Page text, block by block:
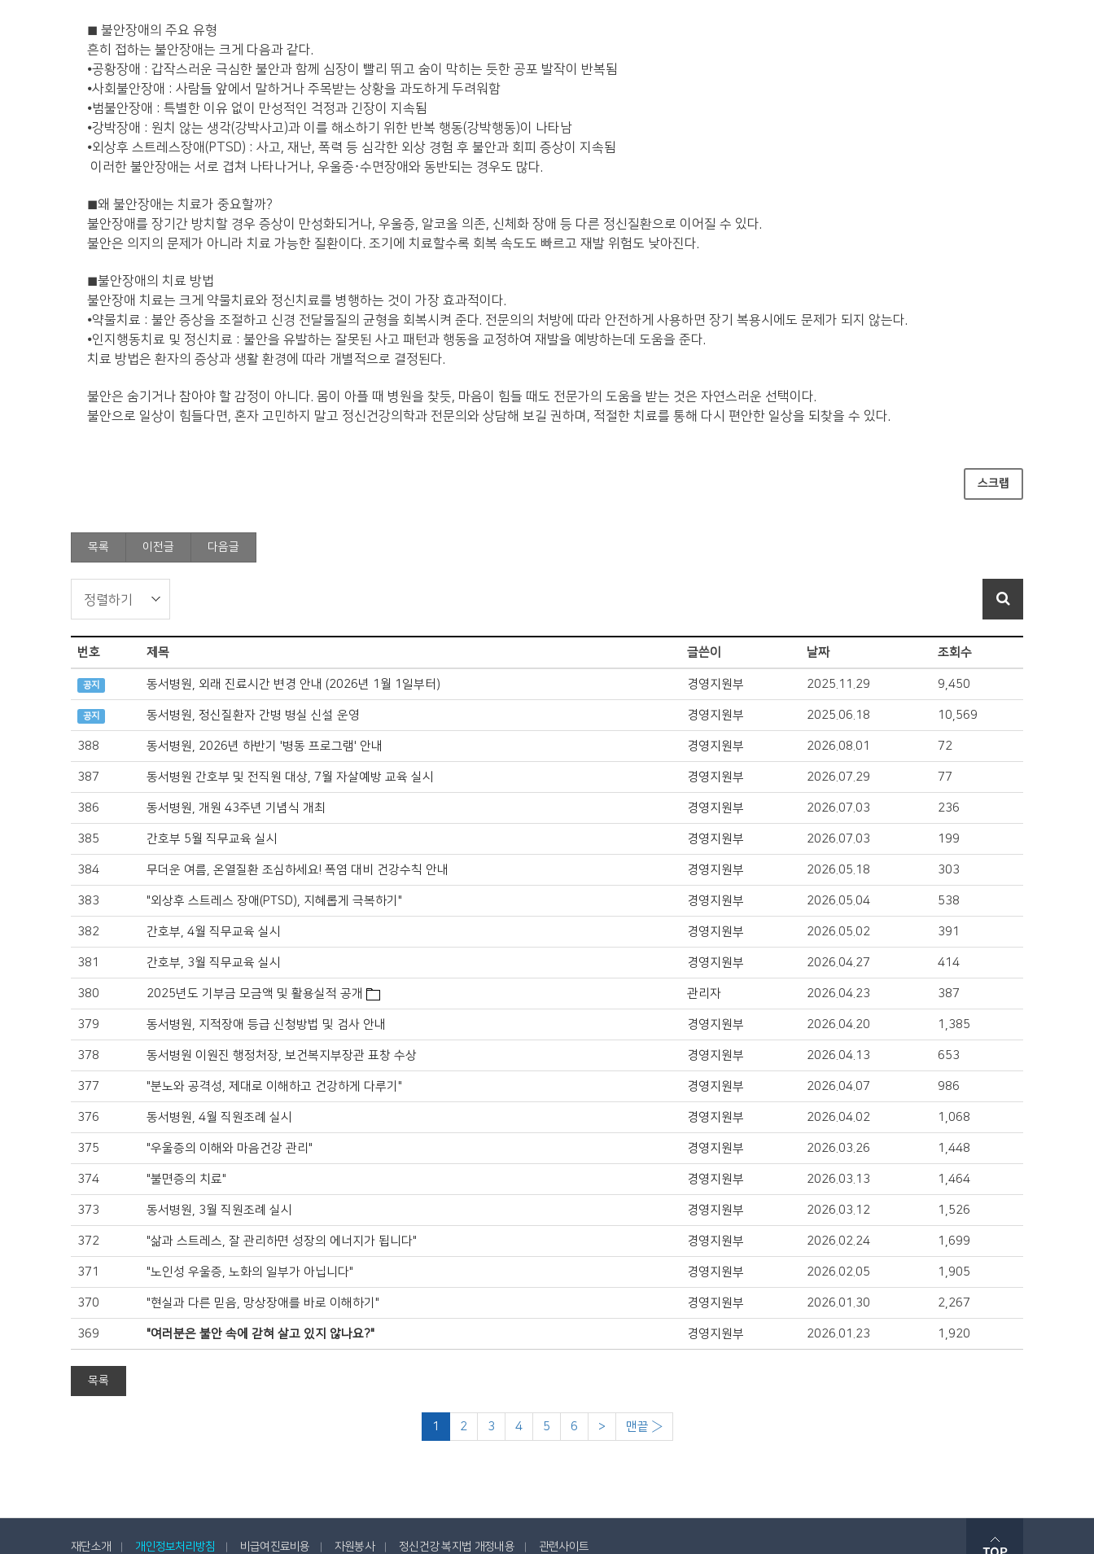
◼ 불안장애의 주요 유형
흔히 접하는 불안장애는 크게 다음과 같다.
⦁공황장애 : 갑작스러운 극심한 불안과 함께 심장이 빨리 뛰고 숨이 막히는 듯한 공포 발작이 반복됨
⦁사회불안장애 : 사람들 앞에서 말하거나 주목받는 상황을 과도하게 두려워함
⦁범불안장애 : 특별한 이유 없이 만성적인 걱정과 긴장이 지속됨
⦁강박장애 : 원치 않는 생각(강박사고)과 이를 해소하기 위한 반복 행동(강박행동)이 나타남
⦁외상후 스트레스장애(PTSD) : 사고, 재난, 폭력 등 심각한 외상 경험 후 불안과 회피 증상이 지속됨
이러한 불안장애는 서로 겹쳐 나타나거나, 우울증·수면장애와 동반되는 경우도 많다.
◼왜 불안장애는 치료가 중요할까?
불안장애를 장기간 방치할 경우 증상이 만성화되거나, 우울증, 알코올 의존, 신체화 장애 등 다른 정신질환으로 이어질 수 있다.
불안은 의지의 문제가 아니라 치료 가능한 질환이다. 조기에 치료할수록 회복 속도도 빠르고 재발 위험도 낮아진다.
◼불안장애의 치료 방법
불안장애 치료는 크게 약물치료와 정신치료를 병행하는 것이 가장 효과적이다.
⦁약물치료 : 불안 증상을 조절하고 신경 전달물질의 균형을 회복시켜 준다. 전문의의 처방에 따라 안전하게 사용하면 장기 복용시에도 문제가 되지 않는다.
⦁인지행동치료 및 정신치료 : 불안을 유발하는 잘못된 사고 패턴과 행동을 교정하여 재발을 예방하는데 도움을 준다.
치료 방법은 환자의 증상과 생활 환경에 따라 개별적으로 결정된다.
불안은 숨기거나 참아야 할 감정이 아니다. 몸이 아플 때 병원을 찾듯, 마음이 힘들 때도 전문가의 도움을 받는 것은 자연스러운 선택이다.
불안으로 일상이 힘들다면, 혼자 고민하지 말고 정신건강의학과 전문의와 상담해 보길 권하며, 적절한 치료를 통해 다시 편안한 일상을 되찾을 수 있다.
스크랩
목록 이전글 다음글
번호 제목 글쓴이 날짜 조회수
공지 동서병원, 외래 진료시간 변경 안내 (2026년 1월 1일부터) 경영지원부 2025.11.29 9,450
공지 동서병원, 정신질환자 간병 병실 신설 운영 경영지원부 2025.06.18 10,569
388 동서병원, 2026년 하반기 '병동 프로그램' 안내 경영지원부 2026.08.01 72
387 동서병원 간호부 및 전직원 대상, 7월 자살예방 교육 실시 경영지원부 2026.07.29 77
386 동서병원, 개원 43주년 기념식 개최 경영지원부 2026.07.03 236
385 간호부 5월 직무교육 실시 경영지원부 2026.07.03 199
384 무더운 여름, 온열질환 조심하세요! 폭염 대비 건강수칙 안내 경영지원부 2026.05.18 303
383 "외상후 스트레스 장애(PTSD), 지혜롭게 극복하기" 경영지원부 2026.05.04 538
382 간호부, 4월 직무교육 실시 경영지원부 2026.05.02 391
381 간호부, 3월 직무교육 실시 경영지원부 2026.04.27 414
380 2025년도 기부금 모금액 및 활용실적 공개 관리자 2026.04.23 387
379 동서병원, 지적장애 등급 신청방법 및 검사 안내 경영지원부 2026.04.20 1,385
378 동서병원 이원진 행정처장, 보건복지부장관 표창 수상 경영지원부 2026.04.13 653
377 "분노와 공격성, 제대로 이해하고 건강하게 다루기" 경영지원부 2026.04.07 986
376 동서병원, 4월 직원조례 실시 경영지원부 2026.04.02 1,068
375 "우울증의 이해와 마음건강 관리" 경영지원부 2026.03.26 1,448
374 "불면증의 치료" 경영지원부 2026.03.13 1,464
373 동서병원, 3월 직원조례 실시 경영지원부 2026.03.12 1,526
372 "삶과 스트레스, 잘 관리하면 성장의 에너지가 됩니다" 경영지원부 2026.02.24 1,699
371 "노인성 우울증, 노화의 일부가 아닙니다" 경영지원부 2026.02.05 1,905
370 "현실과 다른 믿음, 망상장애를 바로 이해하기" 경영지원부 2026.01.30 2,267
369 "여러분은 불안 속에 갇혀 살고 있지 않나요?" 경영지원부 2026.01.23 1,920
목록
1 2 3 4 5 6 > 맨끝 ›
재단소개 개인정보처리방침 비급여진료비용 자원봉사 정신건강 복지법 개정내용 관련사이트